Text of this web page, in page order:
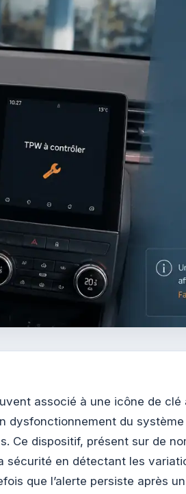
associé à une icône de clé
dysfonctionnement du système
Ce dispositif, présent sur de
sécurité en détectant les
que l’alerte persiste après